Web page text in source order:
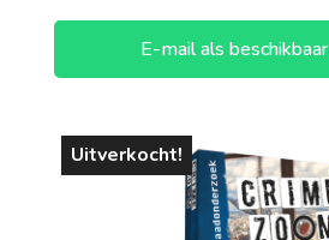
3 spelers
4 spelers
5 spelers
6 spelers
E-mail als beschikbaar
Uitverkocht!